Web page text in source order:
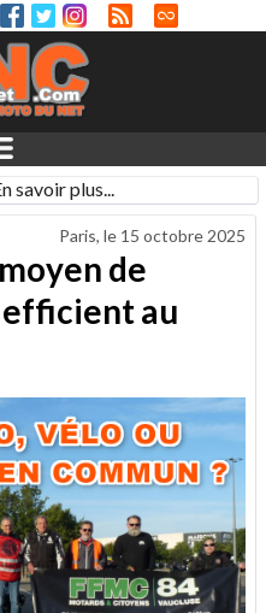
savoir plus...
Paris, le 15 octobre 2025
de
au